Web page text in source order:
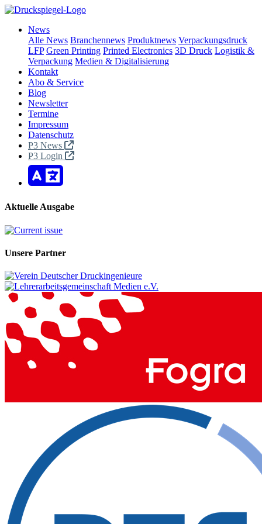
News
Alle News Branchennews Produktnews Verpackungsdruck
LFP Green Printing Printed Electronics 3D Druck Logistik &
Verpackung Medien & Digitalisierung
Kontakt
Abo & Service
Blog
Newsletter
Termine
Impressum
Datenschutz
P3 News
P3 Login
Aktuelle Ausgabe
Unsere Partner